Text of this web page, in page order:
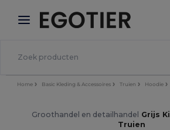
× Egotier-app
Betere prijzen in de app!
Home Basic Kleding & Accessoires Truien Hoodie
Groothandel en detailhandel Grijs
Truien